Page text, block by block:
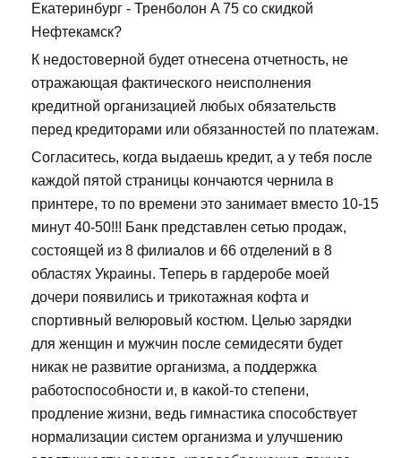
Екатеринбург - Тренболон A 75 со скидкой
Нефтекамск?
К недостоверной будет отнесена отчетность, не
отражающая фактического неисполнения
кредитной организацией любых обязательств
перед кредиторами или обязанностей по платежам.
Согласитесь, когда выдаешь кредит, а у тебя после
каждой пятой страницы кончаются чернила в
принтере, то по времени это занимает вместо 10-15
минут 40-50!!! Банк представлен сетью продаж,
состоящей из 8 филиалов и 66 отделений в 8
областях Украины. Теперь в гардеробе моей
дочери появились и трикотажная кофта и
спортивный велюровый костюм. Целью зарядки
для женщин и мужчин после семидесяти будет
никак не развитие организма, а поддержка
работоспособности и, в какой-то степени,
продление жизни, ведь гимнастика способствует
нормализации систем организма и улучшению